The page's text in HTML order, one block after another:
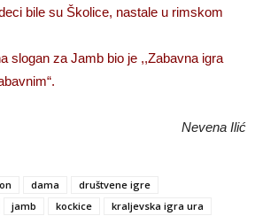
bile su Školice, nastale u rimskom
slogan za Jamb bio je ,,Zabavna igra
Nevena Ilić
dama
društvene igre
jamb kockice
kraljevska igra ura